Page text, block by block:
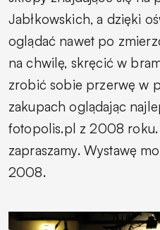
Jabłkowskich, a dzięki
oglądać nawet po
na chwilę, skręcić w
zrobić sobie przerwę w
zakupach oglądając
fotopolis.pl z 2008
zapraszamy. Wystawę
2008.